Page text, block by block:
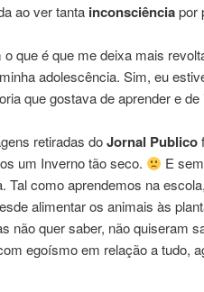
ao ver tanta inconsciênciapor
o que é que me deixa mais
adolescência. Sim, eu
que gostava de aprender e
retiradas doJornal Publico
um Inverno tão seco.
E
Tal como aprendemos na
alimentar os animais às
não quer saber, não quiseram
egoísmo em relação a tudo,